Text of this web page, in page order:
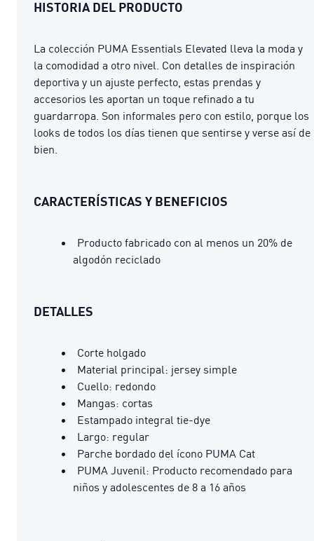
HISTORIA DEL PRODUCTO
La colección PUMA Essentials Elevated lleva la moda y
la comodidad a otro nivel. Con detalles de inspiración
deportiva y un ajuste perfecto, estas prendas y
accesorios les aportan un toque refinado a tu
guardarropa. Son informales pero con estilo, porque los
looks de todos los días tienen que sentirse y verse así de
bien.
CARACTERÍSTICAS Y BENEFICIOS
Producto fabricado con al menos un 20% de
algodón reciclado
DETALLES
Corte holgado
Material principal: jersey simple
Cuello: redondo
Mangas: cortas
Estampado integral tie-dye
Largo: regular
Parche bordado del ícono PUMA Cat
PUMA Juvenil: Producto recomendado para
niños y adolescentes de 8 a 16 años